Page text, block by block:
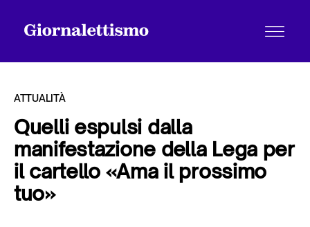
Tutti gli articoli
ATTUALITÀ
Quelli espulsi dalla
manifestazione della Lega per
il cartello «Ama il prossimo
tuo»